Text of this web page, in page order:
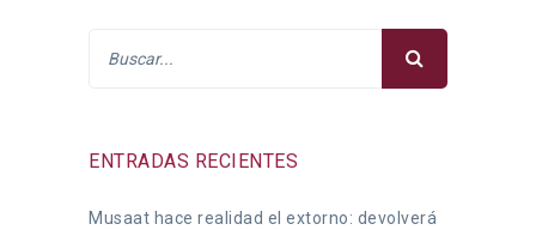
ENTRADAS RECIENTES
Musaat hace realidad el extorno: devolverá